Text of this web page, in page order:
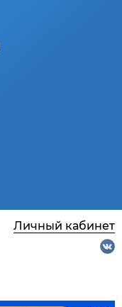
Личный кабинет